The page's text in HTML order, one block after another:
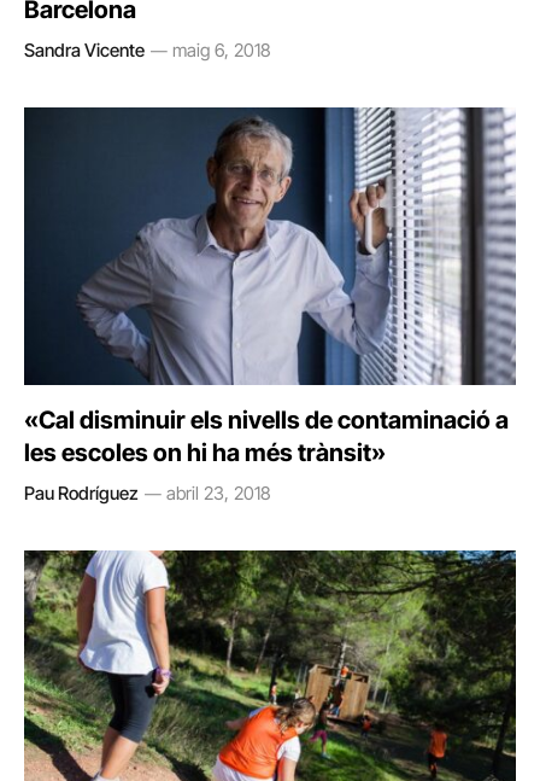
Barcelona
Sandra Vicente maig 6, 2018
«Cal disminuir els nivells de contaminació a
les escoles on hi ha més trànsit»
Pau Rodríguez abril 23, 2018